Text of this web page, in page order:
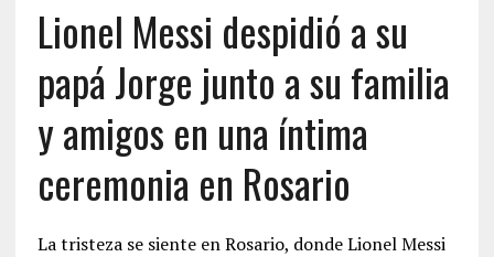
Lionel Messi despidió a su
papá Jorge junto a su familia
y amigos en una íntima
ceremonia en Rosario
La tristeza se siente en Rosario, donde Lionel Messi